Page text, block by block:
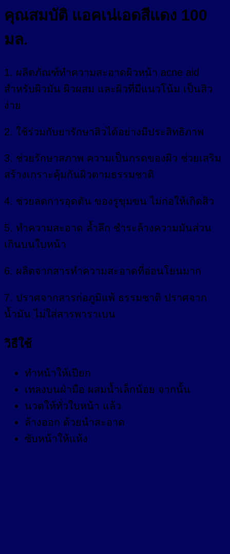
คุณสมบัติ แอคเน่เอดสีแดง 100
มล.
1. ผลิตภัณฑ์ทำความสะอาดผิวหน้า acne aid
สำหรับผิวมัน ผิวผสม และผิวที่มีแนวโน้ม เป็นสิว
ง่าย
2. ใช้ร่วมกับยารักษาสิวได้อย่างมีประสิทธิภาพ
3. ช่วยรักษาสภาพ ความเป็นกรดของผิว ช่วยเสริม
สร้างเกราะคุ้มกันผิวตามธรรมชาติ
4. ช่วยลดการอุดตัน ของรูขุมขน ไม่ก่อให้เกิดสิว
5. ทำความสะอาด ล้ำลึก ชำระล้างความมันส่วน
เกินบนใบหน้า
6. ผลิตจากสารทำความสะอาดที่อ่อนโยนมาก
7. ปราศจากสารก่อภูมิแพ้ ธรรมชาติ ปราศจาก
น้ำมัน ไม่ใส่สารพาราเบน
วิธีใช้
ทำหน้าให้เปียก
เทลงบนฝ่ามือ ผสมน้ำเล็กน้อย จากนั้น
นวดให้ทั่วใบหน้า แล้ว
ล้างออก ด้วยนำสะอาด
ซับหน้าให้แห้ง